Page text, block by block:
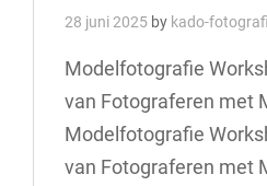
28 juni 2025 by kado-
Modelfotografie
van Fotograferen met
Modelfotografie
van Fotograferen met